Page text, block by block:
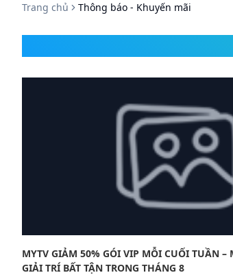
Trang chủ Thông báo - Khuyến mãi
MYTV GIẢM 50% GÓI VIP MỖI CUỐI TUẦN –
GIẢI TRÍ BẤT TẬN TRONG THÁNG 8